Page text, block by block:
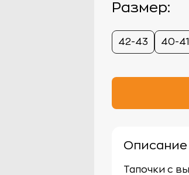
Размер:
42-43 40-41
Описание
Тапочки с